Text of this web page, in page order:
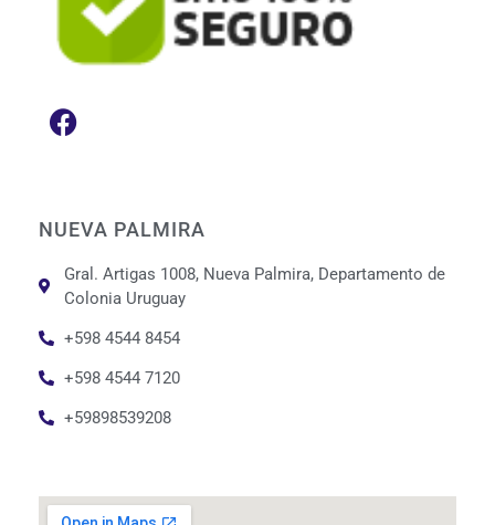
NUEVA PALMIRA
Gral. Artigas 1008, Nueva Palmira, Departamento de
Colonia Uruguay
+598 4544 8454
+598 4544 7120
+59898539208